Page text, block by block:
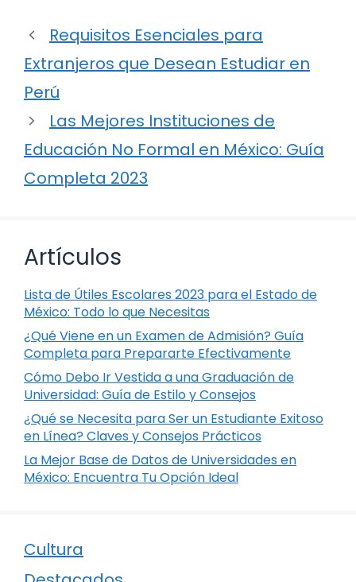
Requisitos Esenciales para
Extranjeros que Desean Estudiar en
Perú
Las Mejores Instituciones de
Educación No Formal en México: Guía
Completa 2023
Artículos
Lista de Útiles Escolares 2023 para el Estado de
México: Todo lo que Necesitas
¿Qué Viene en un Examen de Admisión? Guía
Completa para Prepararte Efectivamente
Cómo Debo Ir Vestida a una Graduación de
Universidad: Guía de Estilo y Consejos
¿Qué se Necesita para Ser un Estudiante Exitoso
en Línea? Claves y Consejos Prácticos
La Mejor Base de Datos de Universidades en
México: Encuentra Tu Opción Ideal
Cultura